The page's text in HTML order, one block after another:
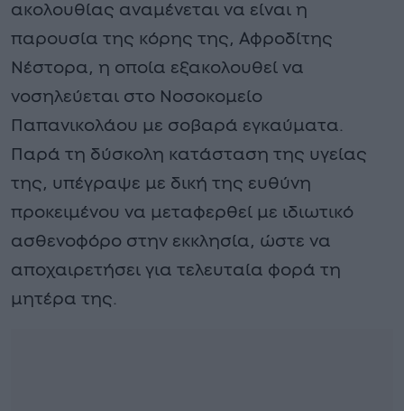
ακολουθίας αναμένεται να είναι η
παρουσία της κόρης της, Αφροδίτης
Νέστορα, η οποία εξακολουθεί να
νοσηλεύεται στο Νοσοκομείο
Παπανικολάου με σοβαρά εγκαύματα.
Παρά τη δύσκολη κατάσταση της υγείας
της, υπέγραψε με δική της ευθύνη
προκειμένου να μεταφερθεί με ιδιωτικό
ασθενοφόρο στην εκκλησία, ώστε να
αποχαιρετήσει για τελευταία φορά τη
μητέρα της.